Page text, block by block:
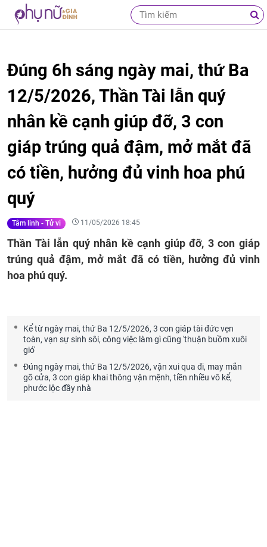
Đúng 6h sáng ngày mai, thứ Ba
12/5/2026, Thần Tài lẫn quý
nhân kề cạnh giúp đỡ, 3 con
giáp trúng quả đậm, mở mắt đã
có tiền, hưởng đủ vinh hoa phú
quý
Tâm linh - Tử vi 11/05/2026 18:45
Thần Tài lẫn quý nhân kề cạnh giúp đỡ, 3 con giáp
trúng quả đậm, mở mắt đã có tiền, hưởng đủ vinh
hoa phú quý.
Kể từ ngày mai, thứ Ba 12/5/2026, 3 con giáp tài đức vẹn
toàn, vạn sự sinh sôi, công việc làm gì cũng 'thuận buồm xuôi
gió'
Đúng ngày mai, thứ Ba 12/5/2026, vận xui qua đi, may mắn
gõ cửa, 3 con giáp khai thông vận mệnh, tiền nhiều vô kể,
phước lộc đầy nhà